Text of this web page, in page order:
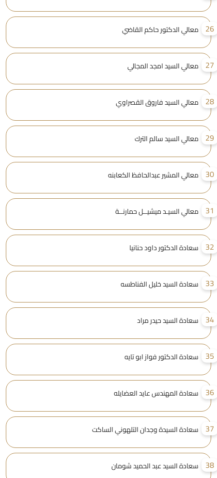
معالي الدكتور حاكم القاضي
معالي السيد امجد المجالي
معالي السيد فاروق القصراوي
معالي السيد سالم الترك
معالي المشير عبدالحافظ الكعابنه
معالي السيـد ميشيــل حمارنــة
سعادة الدكتور داود حنانيا
سعادة السيد خليل الفناطسه
سعادة السيد حيدر مراد
سعادة الدكتور فواز ابو تايه
سعادة المهندس عايد العضايله
سعادة السيدة وجدان التلهوني الساكت
سعادة السيد عبد الحميد شومان